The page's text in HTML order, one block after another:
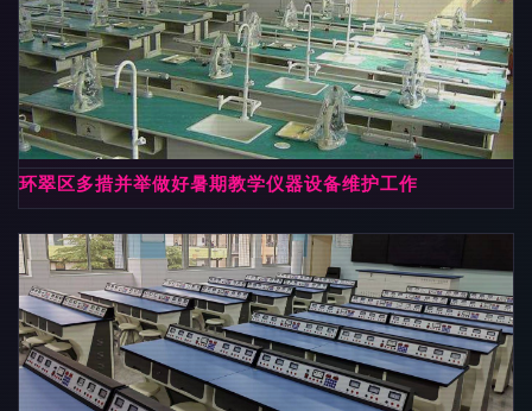
环翠区多措并举做好暑期教学仪器设备维护工作